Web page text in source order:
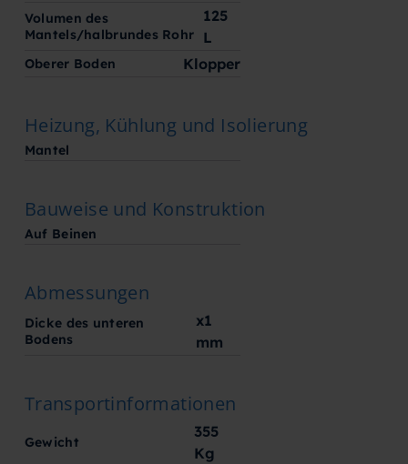
Volumen des
Mantels/halbrundes Rohr
125
L
Oberer Boden Klopper
Heizung, Kühlung und Isolierung
Mantel
Bauweise und Konstruktion
Auf Beinen
Abmessungen
Dicke des unteren
Bodens
x1
mm
Transportinformationen
Gewicht
355
Kg